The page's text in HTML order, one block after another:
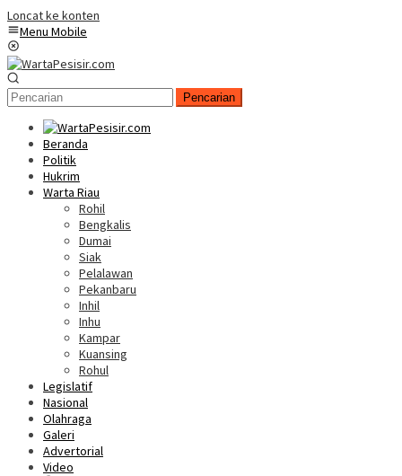
Loncat ke konten
Menu Mobile
Pencarian
Beranda
Politik
Hukrim
Warta Riau
Rohil
Bengkalis
Dumai
Siak
Pelalawan
Pekanbaru
Inhil
Inhu
Kampar
Kuansing
Rohul
Legislatif
Nasional
Olahraga
Galeri
Advertorial
Video